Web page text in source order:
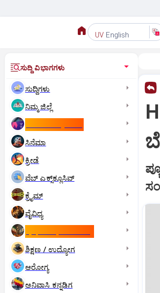
UV English
ಸುದ್ದಿ ವಿಭಾಗಗಳು
ಸುದ್ದಿಗಳು
ನಿಮ್ಮ ಜಿಲ್ಲೆ
ಸಿನೆಮಾ
ಕ್ರೀಡೆ
ವೆಬ್ ಎಕ್ಸ್‌ಕ್ಲೂಸಿವ್
ಕ್ರೈಮ್
ವೈವಿಧ್ಯ
ಶಿಕ್ಷಣ / ಉದ್ಯೋಗ
ಆರೋಗ್ಯ
ಅನಿವಾಸಿ ಕನ್ನಡಿಗ